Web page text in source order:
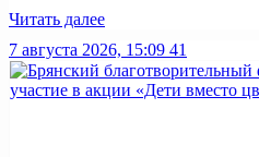
Читать далее
7 августа 2026, 15:09 41